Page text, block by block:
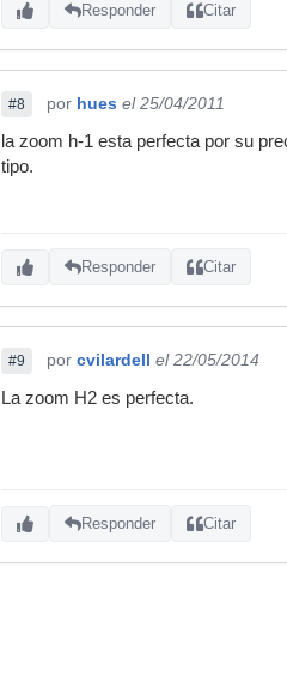
Responder Citar
#8 por hues el 25/04/2011
la zoom h-1 esta perfecta por su
tipo.
Responder Citar
#9 por cvilardell el 22/05/2014
La zoom H2 es perfecta.
Responder Citar